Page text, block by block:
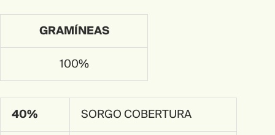
GRAMÍNEAS
100%
40%
SORGO COBERTURA